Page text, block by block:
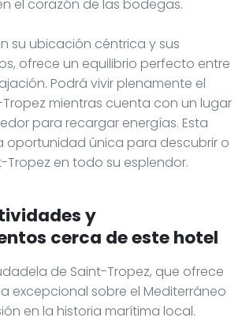
el corazón de las bodegas.
su ubicación céntrica y sus
ofrece un equilibrio perfecto entre
Podrá vivir plenamente el
mientras cuenta con un lugar
para recargar energías. Esta
oportunidad única para descubrir o
Tropez en todo su esplendor.
y
cerca de este hotel
de Saint-Tropez, que ofrece
excepcional sobre el Mediterráneo
en la historia marítima local.